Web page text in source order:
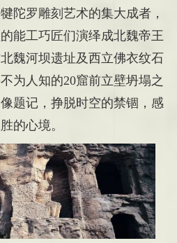
陀罗雕刻艺术的集大成者，
能工巧匠们演绎成北魏帝王
魏河坝遗址及西立佛衣纹石
为人知的20窟前立壁坍塌之
题记，挣脱时空的禁锢，感
的心境。